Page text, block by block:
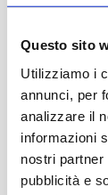
Questo sito
Utilizziamo i
annunci, per
analizzare il
informazioni
nostri partner
pubblicità e